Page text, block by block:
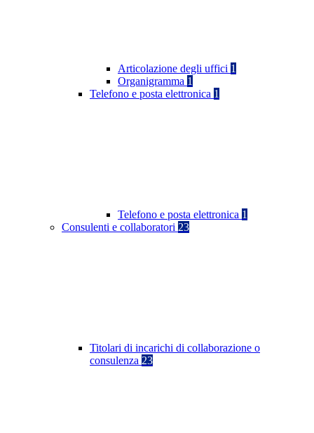
Articolazione degli uffici 1
Organigramma 1
Telefono e posta elettronica 1
Telefono e posta elettronica 1
Consulenti e collaboratori 23
Titolari di incarichi di collaborazione o
consulenza 23